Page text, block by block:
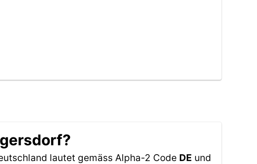
lautet gemäss Alpha-2 Code DE und